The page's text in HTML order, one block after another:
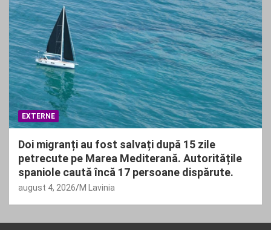
EXTERNE
Doi migranți au fost salvați după 15 zile
petrecute pe Marea Mediterană. Autoritățile
spaniole caută încă 17 persoane dispărute.
august 4, 2026 M Lavinia